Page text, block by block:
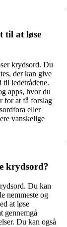
til at løse
krydsord. Du
der kan give
ledetrådene.
apps, hvor du
for at få forslag
eller
vanskelige
krydsord?
Du kan
nemmeste og
at løse
gennemgå
Du kan også